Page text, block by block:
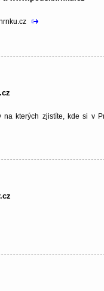
na kterých zjistíte, kde si v